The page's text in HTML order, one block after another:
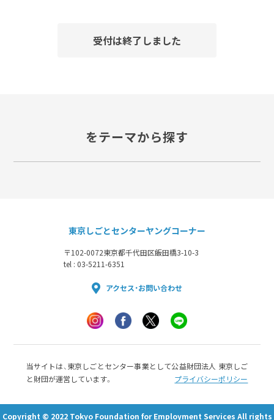
受付は終了しました
をテーマから探す
東京しごとセンターヤングコーナー
〒102-0072東京都千代田区飯田橋3-10-3
tel : 03-5211-6351
アクセス・お問い合わせ
当サイトは、東京しごとセンター事業として公益財団法人 東京しご
と財団が運営しています。
プライバシーポリシー
Copyright © 2022 Tokyo Foundation for Employment Services All rights